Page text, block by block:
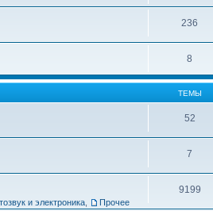
236
8
ТЕМЫ
52
7
и электроника Прочее
9199